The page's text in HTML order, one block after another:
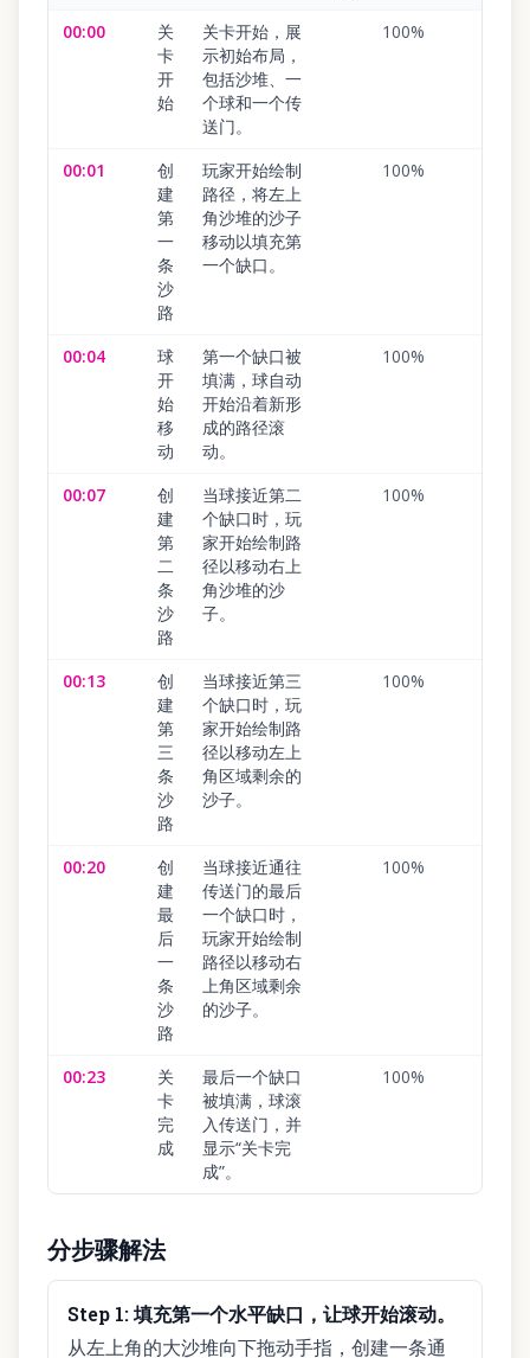
00:00
关
卡
开
始
关卡开始，展
示初始布局，
包括沙堆、一
个球和一个传
送门。
100%
00:01
创
建
第
一
条
沙
路
玩家开始绘制
路径，将左上
角沙堆的沙子
移动以填充第
一个缺口。
100%
00:04
球
开
始
移
动
第一个缺口被
填满，球自动
开始沿着新形
成的路径滚
动。
100%
00:07
创
建
第
二
条
沙
路
当球接近第二
个缺口时，玩
家开始绘制路
径以移动右上
角沙堆的沙
子。
100%
00:13
创
建
第
三
条
沙
路
当球接近第三
个缺口时，玩
家开始绘制路
径以移动左上
角区域剩余的
沙子。
100%
00:20
创
建
最
后
一
条
沙
路
当球接近通往
传送门的最后
一个缺口时，
玩家开始绘制
路径以移动右
上角区域剩余
的沙子。
100%
00:23
关
卡
完
成
最后一个缺口
被填满，球滚
入传送门，并
显示“关卡完
成”。
100%
分步骤解法
Step 1:填充第一个水平缺口，让球开始滚动。
从左上角的大沙堆向下拖动手指，创建一条通